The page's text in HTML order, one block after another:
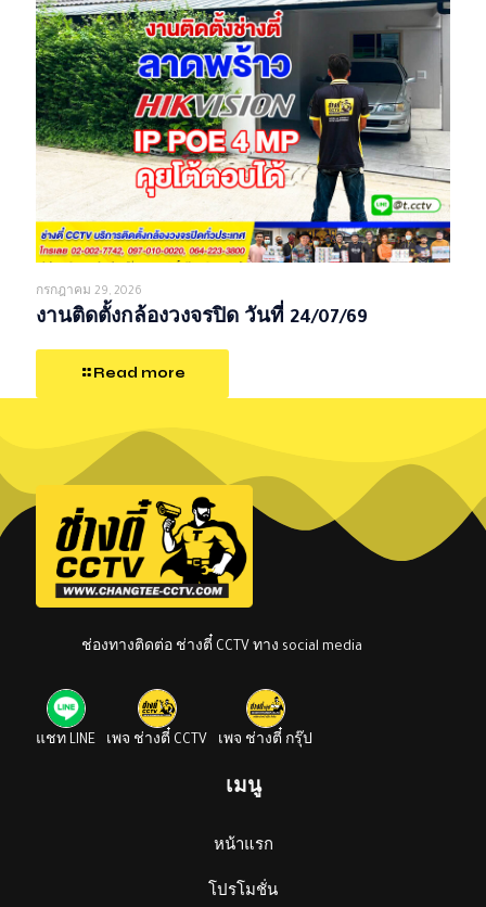
กรกฎาคม 29, 2026
งานติดตั้งกล้องวงจรปิด วันที่ 24/07/69
Read more
ช่องทางติดต่อ ช่างตี๋ CCTV ทาง social media
แชท LINE เพจ ช่างตี๋ CCTV เพจ ช่างตี๋ กรุ๊ป
เมนู
หน้าแรก
โปรโมชั่น